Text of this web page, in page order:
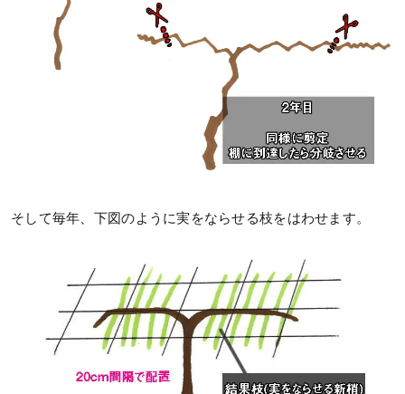
そして毎年、下図のように実をならせる枝をはわせます。